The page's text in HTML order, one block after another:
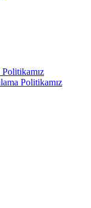
Politikamız